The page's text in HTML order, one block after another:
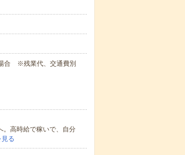
合 ※残業代、交通費別
。高時給で稼いで、自分
る